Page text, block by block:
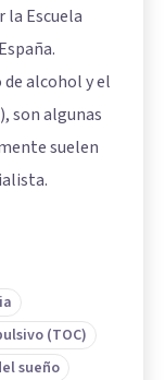
la Escuela
alcohol y el
son algunas
suelen
(TOC)
sueño